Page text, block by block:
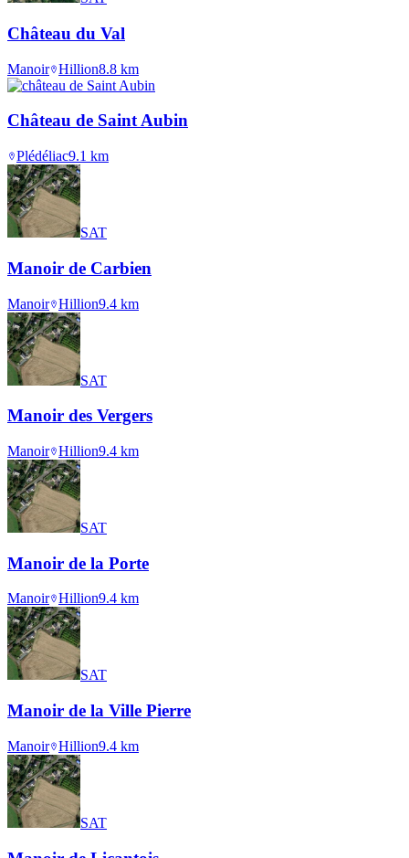
Château du Val
Manoir Hillion8.8 km
Château de Saint Aubin
Plédéliac9.1 km
SAT
Manoir de Carbien
Manoir Hillion9.4 km
SAT
Manoir des Vergers
Manoir Hillion9.4 km
SAT
Manoir de la Porte
Manoir Hillion9.4 km
SAT
Manoir de la Ville Pierre
Manoir Hillion9.4 km
SAT